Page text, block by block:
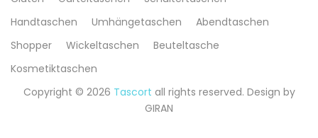
Handtaschen
Umhängetaschen
Abendtaschen
Shopper
Wickeltaschen
Beuteltasche
Kosmetiktaschen
Copyright © 2026 Tascort all rights reserved. Design by
GIRAN